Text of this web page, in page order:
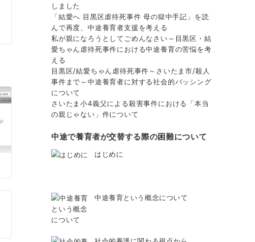
しました
「結愛へ 目黒区虐待死事件 母の獄中手記」を読
んで再度、中途養育者支援を考える
私が親になろうとしてごめんなさい～目黒区・結
愛ちゃん虐待死事件における中途養育の苦悩を考
える
目黒区/結愛ちゃん虐待死事件～さいたま市/殺人
事件まで～中途養育者に対する社会的バッシング
について
さいたま小4義父による殺害事件における「本当
の親じゃない」件について
中途で養育者が交替する際の困難について
はじめに
中途養育という概念について